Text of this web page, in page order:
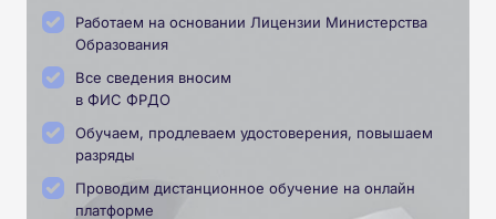
Работаем на основании Лицензии Министерства
Образования
Все сведения вносим
в ФИС ФРДО
Обучаем, продлеваем удостоверения, повышаем
разряды
Проводим дистанционное обучение на онлайн
платформе